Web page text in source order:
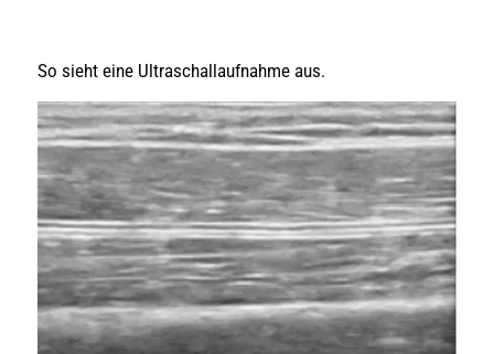
So sieht eine Ultraschallaufnahme aus.